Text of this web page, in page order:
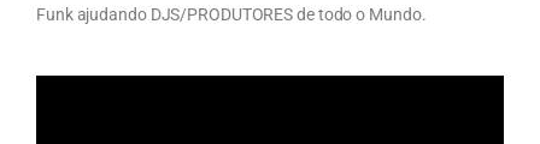
Funk ajudando DJS/PRODUTORES de todo o Mundo.